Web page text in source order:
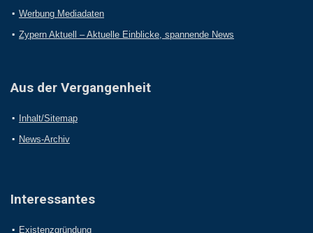
Werbung Mediadaten
Zypern Aktuell – Aktuelle Einblicke, spannende News
Aus der Vergangenheit
Inhalt/Sitemap
News-Archiv
Interessantes
Existenzgründung